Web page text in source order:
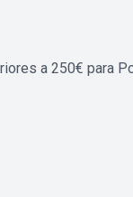
a 250€ para